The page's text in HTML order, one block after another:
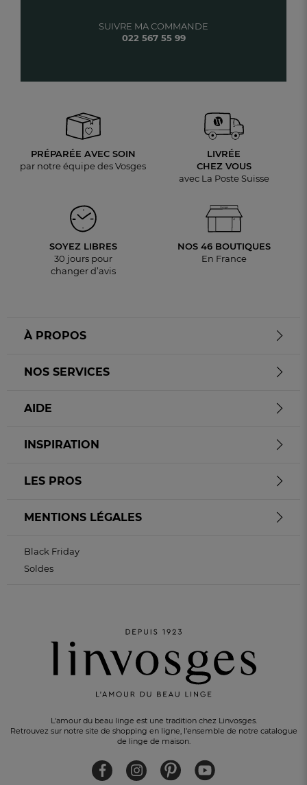
SUIVRE MA COMMANDE
022 567 55 99
PRÉPARÉE AVEC SOIN
par notre équipe des Vosges
LIVRÉE
CHEZ VOUS
avec La Poste Suisse
SOYEZ LIBRES
30 jours pour
changer d’avis
NOS 46 BOUTIQUES
En France
L'amour du beau linge est une tradition chez Linvosges.
Retrouvez sur notre site de shopping en ligne, l'ensemble de notre catalogue
de linge de maison.
À PROPOS
NOS SERVICES
AIDE
INSPIRATION
LES PROS
MENTIONS LÉGALES
Black Friday
Soldes